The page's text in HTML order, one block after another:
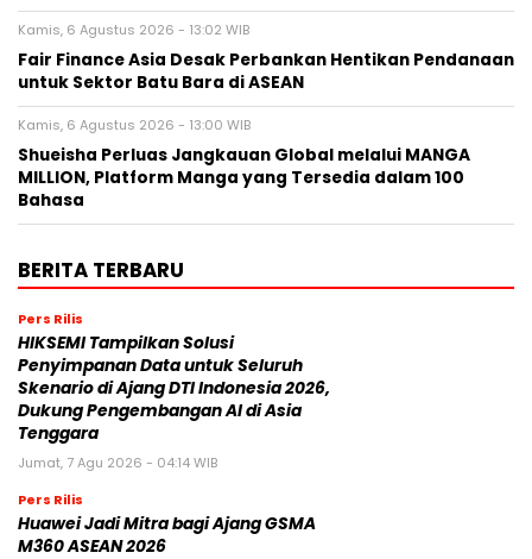
Kamis, 6 Agustus 2026 - 13:02 WIB
Fair Finance Asia Desak Perbankan Hentikan Pendanaan
untuk Sektor Batu Bara di ASEAN
Kamis, 6 Agustus 2026 - 13:00 WIB
Shueisha Perluas Jangkauan Global melalui MANGA
MILLION, Platform Manga yang Tersedia dalam 100
Bahasa
BERITA TERBARU
Pers Rilis
HIKSEMI Tampilkan Solusi
Penyimpanan Data untuk Seluruh
Skenario di Ajang DTI Indonesia 2026,
Dukung Pengembangan AI di Asia
Tenggara
Jumat, 7 Agu 2026 - 04:14 WIB
Pers Rilis
Huawei Jadi Mitra bagi Ajang GSMA
M360 ASEAN 2026